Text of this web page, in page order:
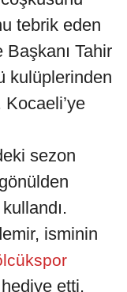
tebrik eden
Tahir
kulüplerinden
sezon
isminin
hediye etti.